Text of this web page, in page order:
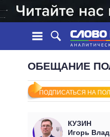
ЛЕНТА
СОБЫТИЯ
СТАТЬИ
МНЕНИЯ
ВСЕ ПОЛИТИКИ
ОБЕЩАНИЕ
ПОДПИСАТЬСЯ НА
КУЗИН
Игорь